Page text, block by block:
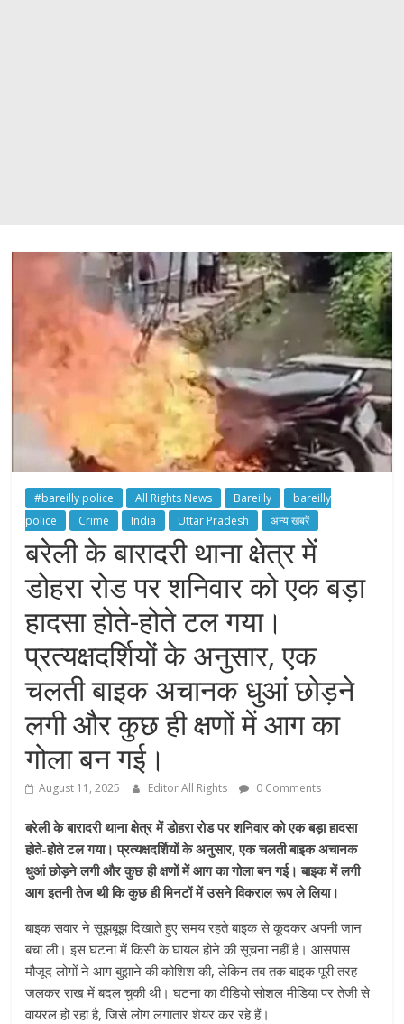
#bareilly police All Rights News Bareilly
bareilly
police
Crime India Uttar Pradesh अन्य खबरें
बरेली के बारादरी थाना क्षेत्र में
डोहरा रोड पर शनिवार को एक बड़ा
हादसा होते-होते टल गया।
प्रत्यक्षदर्शियों के अनुसार, एक
चलती बाइक अचानक धुआं छोड़ने
लगी और कुछ ही क्षणों में आग का
गोला बन गई।
August 11, 2025 Editor All Rights 0 Comments
बरेली के बारादरी थाना क्षेत्र में डोहरा रोड पर शनिवार को एक बड़ा हादसा
होते-होते टल गया। प्रत्यक्षदर्शियों के अनुसार, एक चलती बाइक अचानक
धुआं छोड़ने लगी और कुछ ही क्षणों में आग का गोला बन गई। बाइक में लगी
आग इतनी तेज थी कि कुछ ही मिनटों में उसने विकराल रूप ले लिया।
बाइक सवार ने सूझबूझ दिखाते हुए समय रहते बाइक से कूदकर अपनी जान
बचा ली। इस घटना में किसी के घायल होने की सूचना नहीं है। आसपास
मौजूद लोगों ने आग बुझाने की कोशिश की, लेकिन तब तक बाइक पूरी तरह
जलकर राख में बदल चुकी थी। घटना का वीडियो सोशल मीडिया पर तेजी से
वायरल हो रहा है, जिसे लोग लगातार शेयर कर रहे हैं।